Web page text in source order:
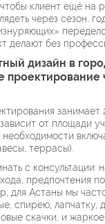
клиент ещё на
через сезон,
делают без
дизайн в
проектирование
занимает
от площади
террасы).
с консультации:
предпочтения
для Астаны мы
спирею, лапчатку,
скачки, и жаркое